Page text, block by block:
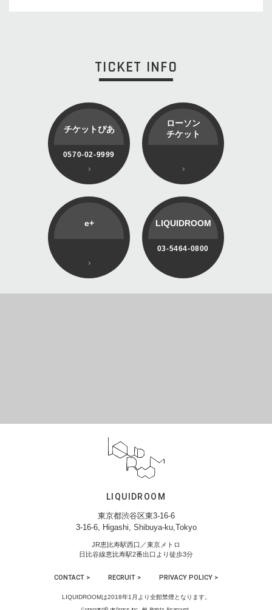
TICKET INFO
チケットぴあ
0570-02-9999
ローソン
チケット
e+ LIQUIDROOM
03-5464-0800
LIQUIDROOM
東京都渋谷区東3-16-6
3-16-6, Higashi, Shibuya-ku,Tokyo
JR恵比寿駅西口／東京メトロ
日比谷線恵比寿駅2番出口より徒歩3分
CONTACT > RECRUIT > PRIVACY POLICY >
LIQUIDROOMは2018年1月より全館禁煙となります。